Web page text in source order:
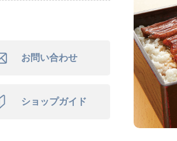
お問い合わせ
ショップガイド